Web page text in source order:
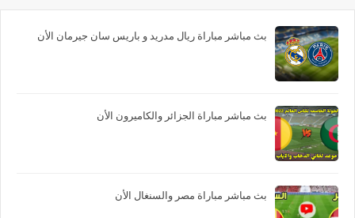
بث مباشر مباراة ريال مدريد و باريس سان جيرمان الأن
بث مباشر مباراة الجزائر والكاميرون الأن
بث مباشر مباراة مصر والسنغال الأن